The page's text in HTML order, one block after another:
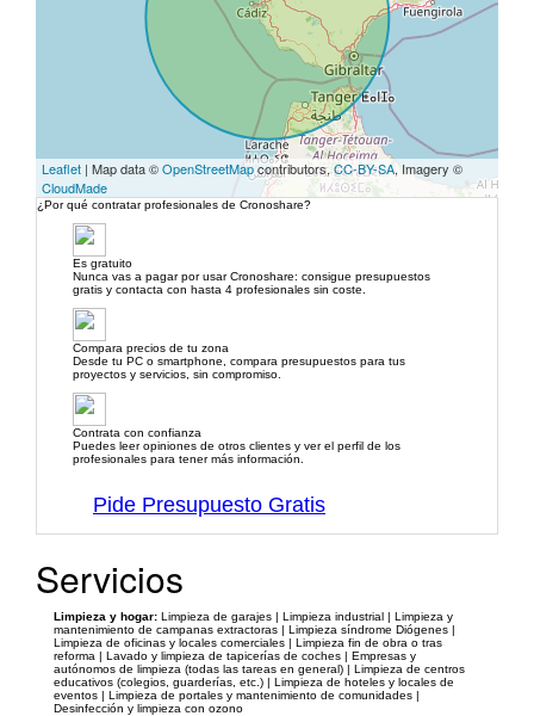
Leaflet | Map data ©OpenStreetMapcontributors,CC-BY-SA, Imagery ©
CloudMade
¿Por qué contratar profesionales de Cronoshare?
Es gratuito
Nunca vas a pagar por usar Cronoshare: consigue presupuestos
gratis y contacta con hasta 4 profesionales sin coste.
Compara precios de tu zona
Desde tu PC o smartphone, compara presupuestos para tus
proyectos y servicios, sin compromiso.
Contrata con confianza
Puedes leer opiniones de otros clientes y ver el perfil de los
profesionales para tener más información.
Pide Presupuesto Gratis
Servicios
Limpieza y hogar: Limpieza de garajes | Limpieza industrial | Limpieza y
mantenimiento de campanas extractoras | Limpieza síndrome Diógenes |
Limpieza de oficinas y locales comerciales | Limpieza fin de obra o tras
reforma | Lavado y limpieza de tapicerías de coches | Empresas y
autónomos de limpieza (todas las tareas en general) | Limpieza de centros
educativos (colegios, guarderías, etc.) | Limpieza de hoteles y locales de
eventos | Limpieza de portales y mantenimiento de comunidades |
Desinfección y limpieza con ozono